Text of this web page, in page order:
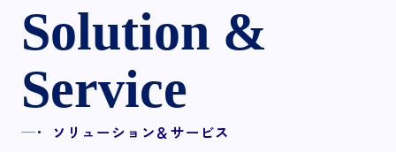
Solution &
Service
ソリューション＆サービス